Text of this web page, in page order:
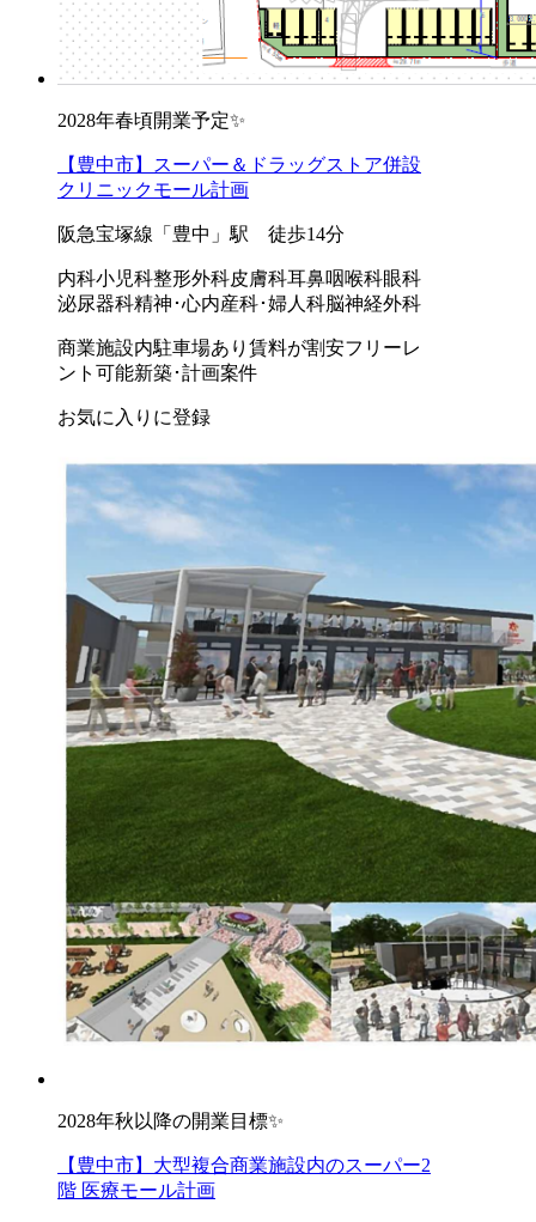
2028年春頃開業予定✨
【豊中市】スーパー＆ドラッグストア併設
クリニックモール計画
阪急宝塚線「豊中」駅 徒歩14分
内科小児科整形外科皮膚科耳鼻咽喉科眼科
泌尿器科精神･心内産科･婦人科脳神経外科
商業施設内駐車場あり 賃料が割安フリーレ
ント可能新築･計画案件
お気に入りに登録
2028年秋以降の開業目標✨
【豊中市】大型複合商業施設内のスーパー2
階 医療モール計画